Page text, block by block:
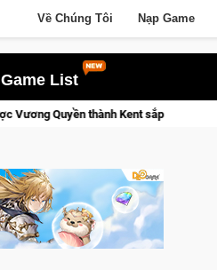
Về Chúng Tôi Nạp Game
Game List
Medal Hunter: Game bắn